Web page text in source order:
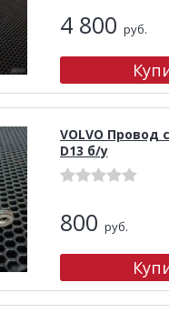
4 800 руб.
VOLVO Провод
D13 б/у
800 руб.